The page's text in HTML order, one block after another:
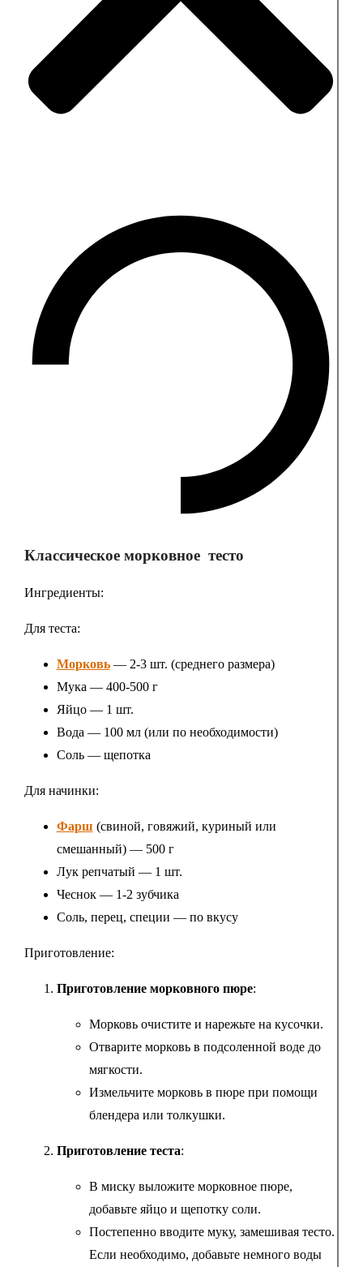
Классическое морковное тесто
Ингредиенты:
Для теста:
Морковь— 2-3 шт. (среднего размера)
Мука — 400-500 г
Яйцо — 1 шт.
Вода — 100 мл (или по необходимости)
Соль — щепотка
Для начинки:
Фарш (свиной, говяжий, куриный или
смешанный) — 500 г
Лук репчатый — 1 шт.
Чеснок — 1-2 зубчика
Соль, перец, специи — по вкусу
Приготовление:
Приготовление морковного пюре:
Морковь очистите и нарежьте на кусочки.
Отварите морковь в подсоленной воде до
мягкости.
Измельчите морковь в пюре при помощи
блендера или толкушки.
Приготовление теста:
В миску выложите морковное пюре,
добавьте яйцо и щепотку соли.
Постепенно вводите муку, замешивая тесто.
Если необходимо, добавьте немного воды